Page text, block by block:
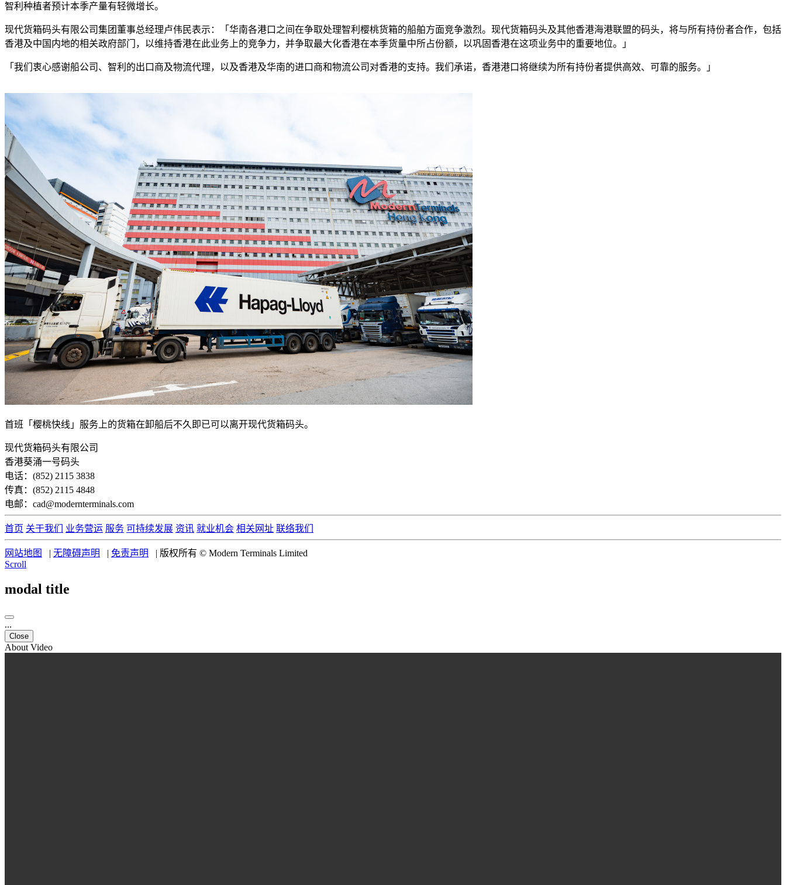
智利种植者预计本季产量有轻微增长。
现代货箱码头有限公司集团董事总经理卢伟民表示：「华南各港口之间在争取处理智利樱桃货箱的船舶方面竞争激烈。现代货箱码头及其他香港海港联盟的码头，将与所有持份者合作，包括
香港及中国内地的相关政府部门，以维持香港在此业务上的竞争力，并争取最大化香港在本季货量中所占份额，以巩固香港在这项业务中的重要地位。」
「我们衷心感谢船公司、智利的出口商及物流代理，以及香港及华南的进口商和物流公司对香港的支持。我们承诺，香港港口将继续为所有持份者提供高效、可靠的服务。」
首班「樱桃快线」服务上的货箱在卸船后不久即已可以离开现代货箱码头。
现代货箱码头有限公司
香港葵涌一号码头
电话：(852) 2115 3838
传真：(852) 2115 4848
电邮：cad@modernterminals.com
首页 关于我们 业务营运 服务 可持续发展 资讯 就业机会 相关网址 联络我们
网站地图 | 无障碍声明 | 免责声明 | 版权所有 © Modern Terminals Limited
Scroll
modal title
...
Close
About Video